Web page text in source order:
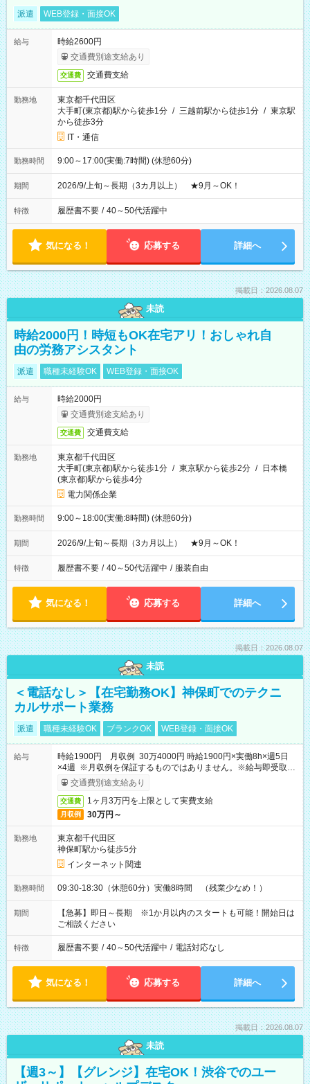
派遣 WEB登録・面接OK
給与
時給2600円
交通費別途支給あり
交通費 交通費支給
勤務地
東京都千代田区
大手町(東京都)駅から徒歩1分 / 三越前駅から徒歩1分 / 東京駅
から徒歩3分
IT・通信
勤務時間 9:00～17:00(実働:7時間) (休憩60分)
期間 2026/9/上旬～長期（3カ月以上） ★9月～OK！
特徴 履歴書不要 / 40～50代活躍中
気になる！ 応募する 詳細へ
掲載日：2026.08.07
未読
時給2000円！時短もOK在宅アリ！おしゃれ自
由の労務アシスタント
派遣 職種未経験OK WEB登録・面接OK
給与
時給2000円
交通費別途支給あり
交通費 交通費支給
勤務地
東京都千代田区
大手町(東京都)駅から徒歩1分 / 東京駅から徒歩2分 / 日本橋
(東京都)駅から徒歩4分
電力関係企業
勤務時間 9:00～18:00(実働:8時間) (休憩60分)
期間 2026/9/上旬～長期（3カ月以上） ★9月～OK！
特徴 履歴書不要 / 40～50代活躍中 / 服装自由
気になる！ 応募する 詳細へ
掲載日：2026.08.07
未読
＜電話なし＞【在宅勤務OK】神保町でのテクニ
カルサポート業務
派遣 職種未経験OK ブランクOK WEB登録・面接OK
給与
時給1900円 月収例 30万4000円 時給1900円×実働8h×週5日
×4週 ※月収例を保証するものではありません。※給与即受取り
サービス利用可（利用条件有）
交通費別途支給あり
交通費 1ヶ月3万円を上限として実費支給
月収例 30万円～
勤務地
東京都千代田区
神保町駅から徒歩5分
インターネット関連
勤務時間 09:30-18:30（休憩60分）実働8時間 （残業少なめ！）
期間
【急募】即日～長期 ※1か月以内のスタートも可能！開始日は
ご相談ください
特徴 履歴書不要 / 40～50代活躍中 / 電話対応なし
気になる！ 応募する 詳細へ
掲載日：2026.08.07
未読
【週3～】【グレンジ】在宅OK！渋谷でのユー